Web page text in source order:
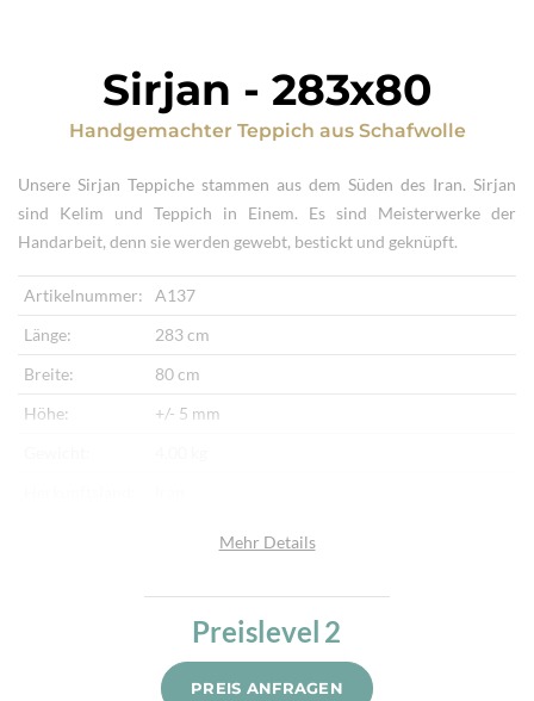
Sirjan - 283x80
Handgemachter Teppich aus Schafwolle
Unsere Sirjan Teppiche stammen aus dem Süden des Iran. Sirjan
sind Kelim und Teppich in Einem. Es sind Meisterwerke der
Handarbeit, denn sie werden gewebt, bestickt und geknüpft.
Artikelnummer:
A137
Länge:
283 cm
Breite:
80 cm
Höhe:
+/- 5 mm
Sehr fein per Hand gewebt & bestickt
Klassisches Kelimmotiv, Natürliche Schafwolle,
Mehr Details
Preislevel 2
PREIS ANFRAGEN